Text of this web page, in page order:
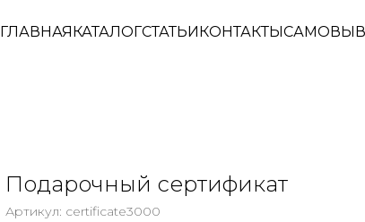
ГЛАВНАЯКАТАЛОГСТАТЬИКОНТАКТЫ
Подарочный сертификат
Артикул: certificate3000